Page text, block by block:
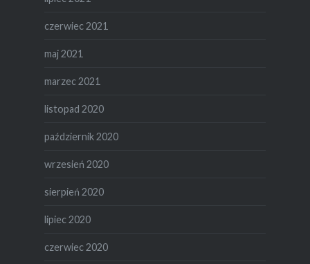
czerwiec 2021
maj 2021
marzec 2021
listopad 2020
październik 2020
wrzesień 2020
sierpień 2020
lipiec 2020
czerwiec 2020